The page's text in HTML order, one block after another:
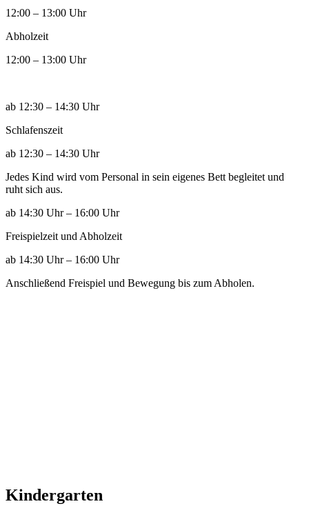
12:00 – 13:00 Uhr
Abholzeit
12:00 – 13:00 Uhr
ab 12:30 – 14:30 Uhr
Schlafenszeit
ab 12:30 – 14:30 Uhr
Jedes Kind wird vom Personal in sein eigenes Bett begleitet und
ruht sich aus.
ab 14:30 Uhr – 16:00 Uhr
Freispielzeit und Abholzeit
ab 14:30 Uhr – 16:00 Uhr
Anschließend Freispiel und Bewegung bis zum Abholen.
Kindergarten